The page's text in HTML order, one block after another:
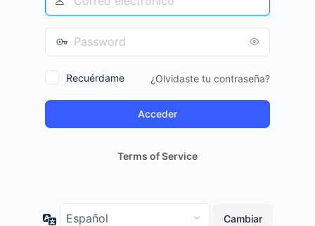
Recuérdame ¿Olvidaste tu contraseña?
Terms of Service
Idioma